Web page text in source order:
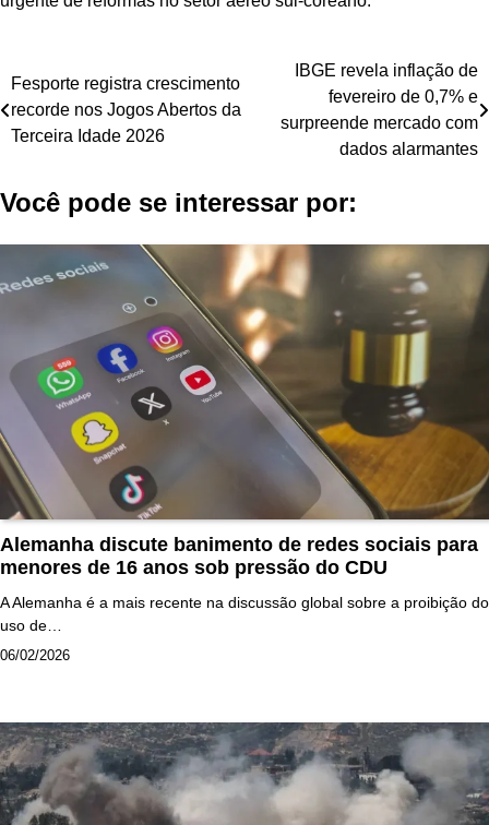
Navegação
de
Fesporte registra crescimento
recorde nos Jogos Abertos da
Terceira Idade 2026
IBGE revela inflação de
fevereiro de 0,7% e
surpreende mercado com
dados alarmantes
Você pode se interessar por:
Alemanha discute banimento de redes sociais para
menores de 16 anos sob pressão do CDU
A Alemanha é a mais recente na discussão global sobre a proibição do
uso de…
06/02/2026